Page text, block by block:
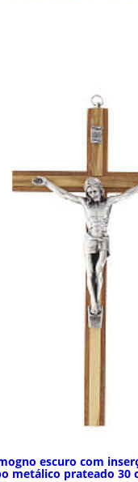
escuro com
metálico prateado 30